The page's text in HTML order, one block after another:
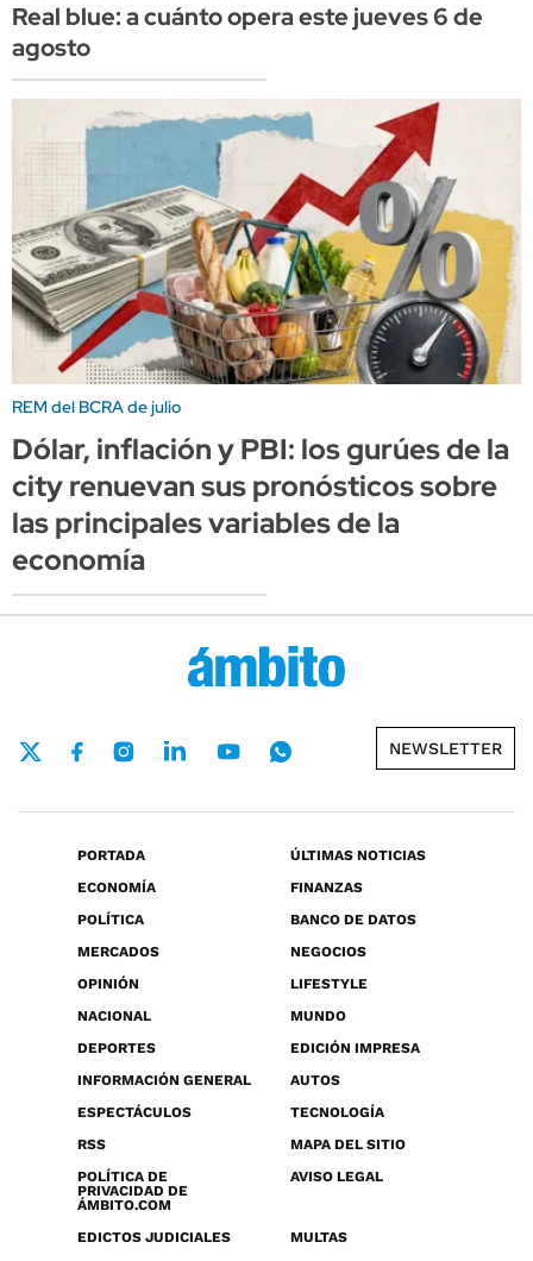
Real blue: a cuánto opera este jueves 6 de
agosto
REM del BCRA de julio
Dólar, inflación y PBI: los gurúes de la
city renuevan sus pronósticos sobre
las principales variables de la
economía
NEWSLETTER
PORTADA
ÚLTIMAS NOTICIAS
ECONOMÍA
FINANZAS
POLÍTICA
BANCO DE DATOS
MERCADOS
NEGOCIOS
OPINIÓN
LIFESTYLE
NACIONAL
MUNDO
DEPORTES
EDICIÓN IMPRESA
INFORMACIÓN GENERAL
AUTOS
ESPECTÁCULOS
TECNOLOGÍA
RSS
MAPA DEL SITIO
POLÍTICA DE
PRIVACIDAD DE
ÁMBITO.COM
AVISO LEGAL
EDICTOS JUDICIALES MULTAS